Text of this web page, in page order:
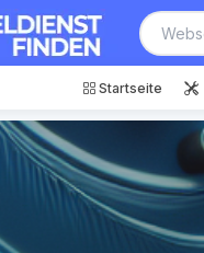
Startseite